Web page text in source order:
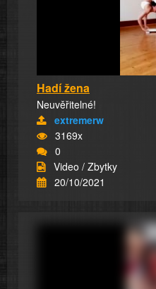
Hadí žena
Neuvěřitelné!
extremerw
3169x
0
Video / Zbytky
20/10/2021